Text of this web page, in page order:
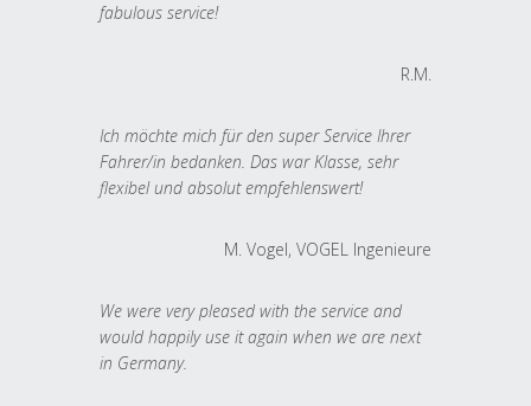
fabulous service!
R.M.
Ich möchte mich für den super Service Ihrer
Fahrer/in bedanken. Das war Klasse, sehr
flexibel und absolut empfehlenswert!
M. Vogel, VOGEL Ingenieure
We were very pleased with the service and
would happily use it again when we are next
in Germany.